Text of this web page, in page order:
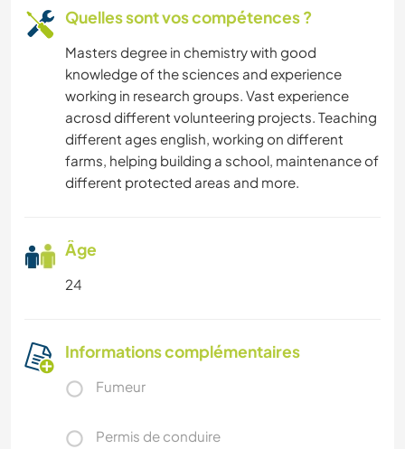
Quelles sont vos compétences ?
Masters degree in chemistry with good
knowledge of the sciences and experience
working in research groups. Vast experience
acrosd different volunteering projects. Teaching
different ages english, working on different
farms, helping building a school, maintenance of
different protected areas and more.
Âge
24
Informations complémentaires
Fumeur
Permis de conduire